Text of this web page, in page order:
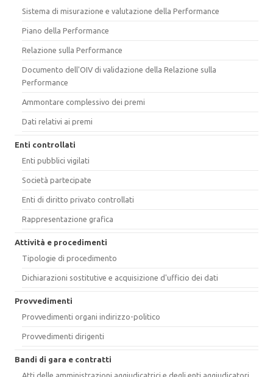
Sistema di misurazione e valutazione della Performance
Piano della Performance
Relazione sulla Performance
Documento dell'OIV di validazione della Relazione sulla
Performance
Ammontare complessivo dei premi
Dati relativi ai premi
Enti controllati
Enti pubblici vigilati
Società partecipate
Enti di diritto privato controllati
Rappresentazione grafica
Attività e procedimenti
Tipologie di procedimento
Dichiarazioni sostitutive e acquisizione d'ufficio dei dati
Provvedimenti
Provvedimenti organi indirizzo-politico
Provvedimenti dirigenti
Bandi di gara e contratti
Atti delle amministrazioni aggiudicatrici e degli enti aggiudicatori